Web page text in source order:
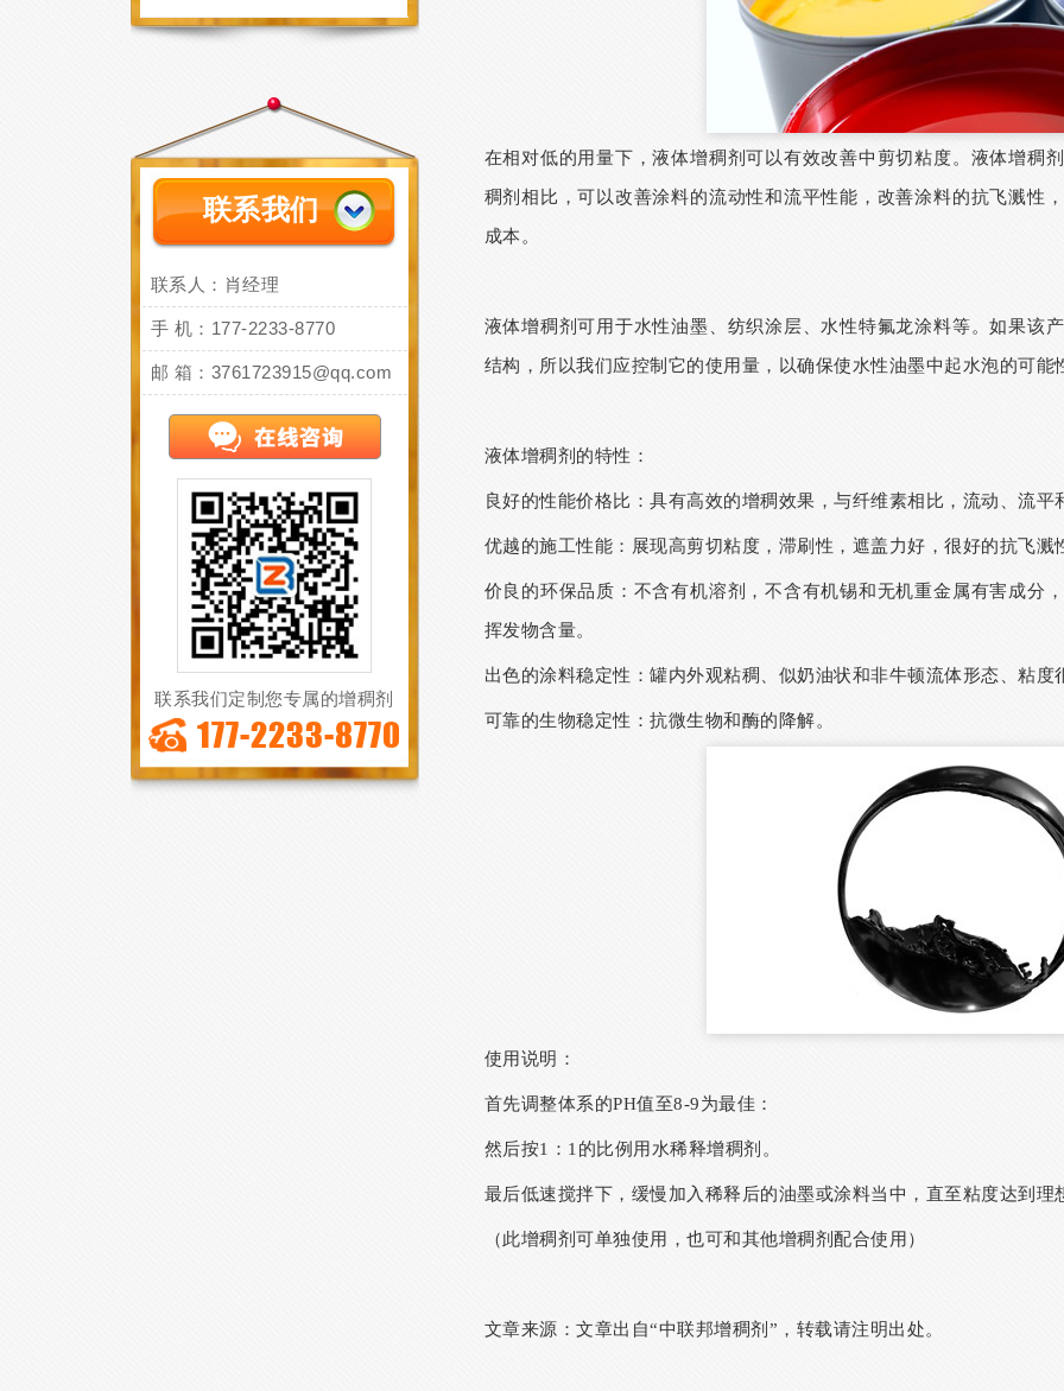
联系我们
联系人：肖经理
手 机：177-2233-8770
邮 箱：3761723915@qq.com
联系我们定制您专属的增稠剂
177-2233-8770
在相对低的用量下，液体增稠剂可以有效改善中剪切粘度。液体增稠
稠剂相比，可以改善涂料的流动性和流平性能，改善涂料的抗飞溅性
成本。
液体增稠剂可用于水性油墨、纺织涂层、水性特氟龙涂料等。如果该
结构，所以我们应控制它的使用量，以确保使水性油墨中起水泡的可能
液体增稠剂 的特性：
良好的性能价格比：具有高效的增稠效果，与纤维素相比，流动、流
优越的施工性能：展现高剪切粘度，滞刷性，遮盖力好，很好的抗飞
价良的环保品质：不含有机溶剂，不含有机锡和无机重金属有害成分
挥发物含量。
出色的涂料稳定性：罐内外观粘稠、似奶油状和非牛顿流体形态、粘度
可靠的生物稳定性：抗微生物和酶的降解。
使用说明：
首先调整体系的PH值至8-9为最佳：
然后按1：1的比例用水稀释增稠剂。
最后低速搅拌下，缓慢加入稀释后的油墨或涂料当中，直至粘度达到理
（此增稠剂可单独使用，也可和其他增稠剂配合使用）
文章来源：文章出自“中联邦增稠剂”，转载请注明出处。